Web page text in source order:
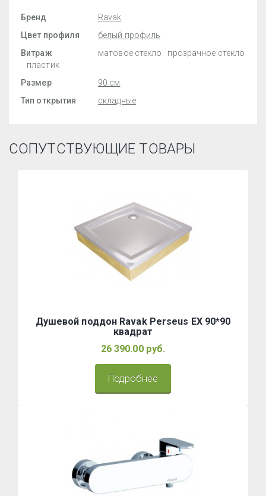
Бренд
Ravak
Цвет профиля
белый профиль
Витраж
матовое стекло
прозрачное стекло
пластик
Размер
90 см
Тип открытия
складные
СОПУТСТВУЮЩИЕ ТОВАРЫ
Душевой поддон Ravak Perseus EX 90*90
квадрат
26 390.00 руб.
Подробнее